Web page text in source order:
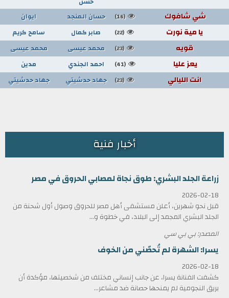
شي شافوك (16) حسان المنجد ايوان
يا مية نورت (22) صابر كمال سامح كريم
قويه (23) محمد عيسى محمد عيسى
يعز عليا (41) احمد الجندي مدين
انت الليالي (23) جهاد حدشيتي جهاد حدشيتي
أخبار فنية
زراعة الجلد البشري: طوق نجاة لمصابي الحروق في مصر
2026-02-18
قبل نحو شهرين، أعلن مستشفى أهل مصر للحروق وصول أول شحنة من
الجلد البشري المجمد إلى البلاد، في خطوة و...
المصدر: بي بي سي
يسرا: الشهرة لم تُحصّني من الخوف
2026-02-18
كشفت الفنانة يسرا، عن جانب إنساني مختلف من شخصيتها، مؤكدة أن
بريق النجومية لم يمنحها حصانة ضد مشاعر...